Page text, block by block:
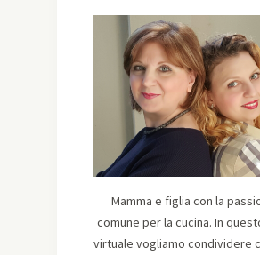
Mamma e figlia con la
comune per la cucina. In
virtuale vogliamo condividere